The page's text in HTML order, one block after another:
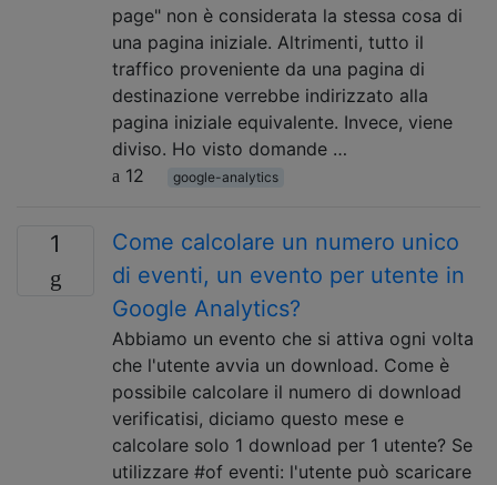
page" non è considerata la stessa cosa di
una pagina iniziale. Altrimenti, tutto il
traffico proveniente da una pagina di
destinazione verrebbe indirizzato alla
pagina iniziale equivalente. Invece, viene
diviso. Ho visto domande …
12
google-analytics
1
Come calcolare un numero unico
di eventi, un evento per utente in
Google Analytics?
Abbiamo un evento che si attiva ogni volta
che l'utente avvia un download. Come è
possibile calcolare il numero di download
verificatisi, diciamo questo mese e
calcolare solo 1 download per 1 utente? Se
utilizzare #of eventi: l'utente può scaricare